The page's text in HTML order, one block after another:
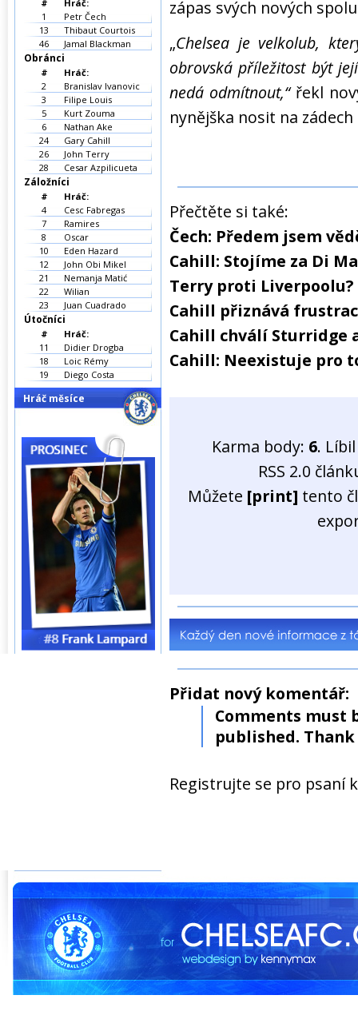
zápas svých nových
„Chelsea je velkolub,
obrovská příležitost být
nedá odmítnout,“ řekl
nynějška nosit na zádech
Přečtěte si také:
Čech: Předem jsem
Cahill: Stojíme za Di
Terry proti
Cahill přiznává
Cahill chválí Sturridge
Cahill: Neexistuje pro
Karma body: 6.
RSS 2.0
Můžete [print] tento
Přidat nový komentář:
Comments must
published. Thank
Registrujte se pro psaní
#
Hráč:
1
Petr Čech
13
Thibaut Courtois
46
Jamal Blackman
Obránci
#
Hráč:
2
Branislav Ivanovic
3
Filipe Louis
5
Kurt Zouma
6
Nathan Ake
24
Gary Cahill
26
John Terry
28
Cesar Azpilicueta
Záložníci
#
Hráč:
4
Cesc Fabregas
7
Ramires
8
Oscar
10
Eden Hazard
12
John Obi Mikel
21
Nemanja Matić
22
Wilian
23
Juan Cuadrado
Útočníci
#
Hráč:
11
Didier Drogba
18
Loic Rémy
19
Diego Costa
Hráč měsíce